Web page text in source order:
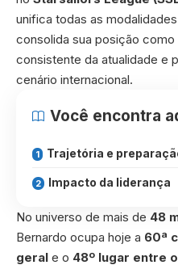
unifica todas as
consolida sua posição como
consistente da atualidade e
cenário internacional.
Você encontra
Trajetória e
Impacto da liderança
No universo de mais de 48
Bernardo ocupa hoje a 60ª
geral e o 48º lugar entre